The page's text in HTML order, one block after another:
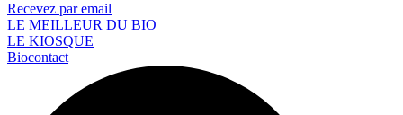
Recevez par email
LE MEILLEUR DU BIO
LE KIOSQUE
Biocontact